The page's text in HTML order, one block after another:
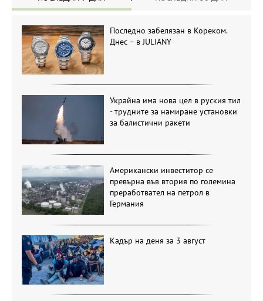
Последно забелязан в Кореком.
Днес – в JULIANY
Украйна има нова цел в руския тил
- трудните за намиране установки
за балистични ракети
Американски инвеститор се
превърна във втория по големина
преработвател на петрол в
Германия
Кадър на деня за 3 август